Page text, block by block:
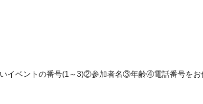
イベントの番号(1～3)②参加者名③年齢④電話番号をお